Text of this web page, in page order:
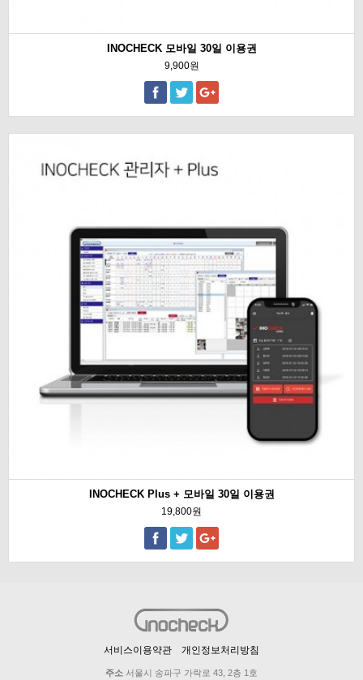
INOCHECK 모바일 30일 이용권
9,900원
INOCHECK Plus + 모바일 30일 이용권
19,800원
서비스이용약관 개인정보처리방침
주소 서울시 송파구 가락로 43, 2층 1호